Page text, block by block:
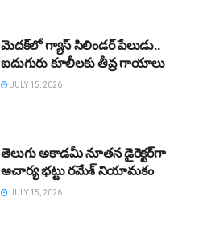
మెదక్‌లో గ్యాస్‌ సిలిండర్‌ పేలుడు..
ఐదుగురు కూలీలకు తీవ్ర గాయాలు
JULY 15, 2026
తెలుగు అకాడమీ నూతన డైరెక్టర్‌గా
ఆచార్య భట్టు రమేశ్‌ నియామకం
JULY 15, 2026